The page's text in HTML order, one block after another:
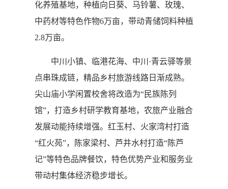
化养殖基地，种植向日葵、马铃薯、玫瑰、
中药材等特色作物6万亩，带动青储饲料种植
2.8万亩。
中川小镇、临港花海、中川·青云驿等景
点串珠成链，精品乡村旅游线路日渐成熟。
尖山庙小学闲置校舍将改造为“民族陈列
馆”，打造乡村研学教育基地，农旅产业融合
发展动能持续增强。红玉村、火家湾村打造
“红火苑”，陈家梁村、芦井水村打造“陈芦
记”等特色品牌餐饮，特色优势产业和服务业
带动村集体经济稳步增长。